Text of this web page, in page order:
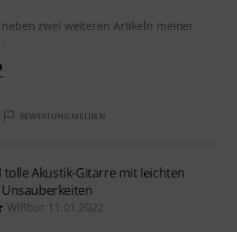
zwei weiteren Artikeln meiner
BEWERTUNG MELDEN
tolle Akustik-Gitarre mit leichten
Willbur 11.01.2022